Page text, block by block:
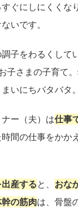
ぐにしにくくな
いです。
子をわるくして
子さまの子育て
いにちバタバタ。
ー（夫）は仕事
間の仕事をかかえ
産すると、 おな
の筋肉は、骨盤